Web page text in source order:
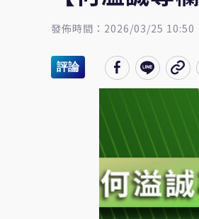
發佈時間：2026/03/25 10:50
評論